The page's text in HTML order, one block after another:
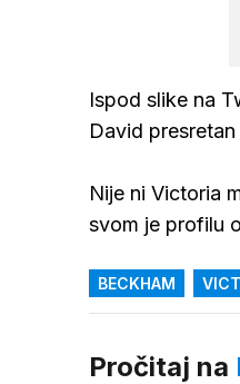
Ispod slike na
David
Nije ni Victoria
svom je profilu
BECKHAM
Pročitaj na